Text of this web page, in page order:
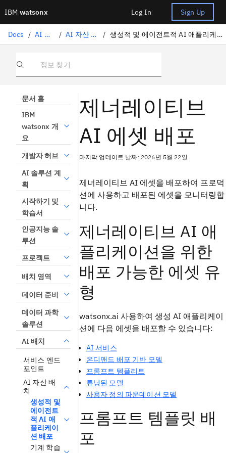
IBM watsonx Log In Sign Up
Docs / AI 배치 / AI 자산 배치 / 생성적 및 에이전트적 AI 애플리케이션 배포
정보 찾기
문서 홈
IBM
watsonx 개
요
개발자 허브
AI 솔루션 계
획
시작하기 및
학습서
인공지능 솔
루션
프로젝트
배치 영역
데이터 준비
데이터 과학
솔루션
AI 배치
서비스 엔드
포인트
AI 자산 배
치
생성적 및
에이전트
적 AI 애
플리케이
션 배포
기계 학습
제너레이티브
AI 에셋 배포
마지막 업데이트 날짜: 2026년 5월 22일
제너레이티브 AI 에셋을 배포하여 프로덕
션에 사용하고 배포된 에셋을 모니터링합
니다.
제너레이티브 AI 애
플리케이션을 위한
배포 가능한 에셋 유
형
watsonx.ai 사용하여 생성 AI 애플리케이
션에 다음 에셋을 배포할 수 있습니다:
AI 서비스
온디맨드 배포 기반 모델
프롬프트 템플리트
튜닝된 모델
사용자 정의 파운데이션 모델
프롬프트 템플릿 배
포